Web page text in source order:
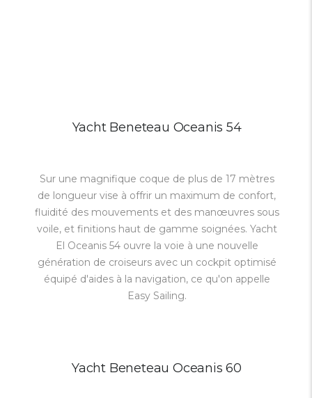
Yacht Beneteau Oceanis 54
Sur une magnifique coque de plus de 17 mètres
de longueur vise à offrir un maximum de confort,
fluidité des mouvements et des manœuvres sous
voile, et finitions haut de gamme soignées. Yacht
El Oceanis 54 ouvre la voie à une nouvelle
génération de croiseurs avec un cockpit optimisé
équipé d'aides à la navigation, ce qu'on appelle
Easy Sailing.
Yacht Beneteau Oceanis 60